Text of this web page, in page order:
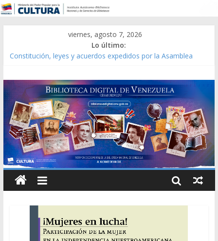
viernes, agosto 7, 2026
Lo último:
Constitución, leyes y acuerdos expedidos por la Asamblea
Modesta Bor Sánchez [material gráfico]
Gaceta Oficial de la República de Venezuela año CXXXIII Mes V,
Caracas 09 de marzo de 2006 N° 38.394
Catálogo temático de obras de Modesta Bor